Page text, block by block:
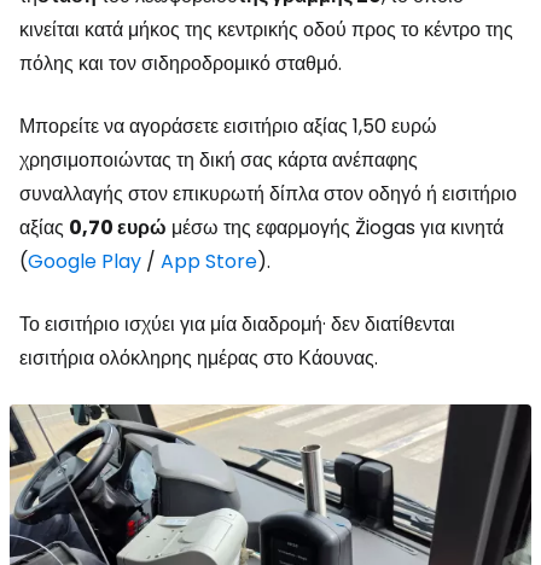
κινείται κατά μήκος της κεντρικής οδού προς το κέντρο της
πόλης και τον σιδηροδρομικό σταθμό.
Μπορείτε να αγοράσετε εισιτήριο αξίας 1,50 ευρώ
χρησιμοποιώντας τη δική σας κάρτα ανέπαφης
συναλλαγής στον επικυρωτή δίπλα στον οδηγό ή εισιτήριο
αξίας 0,70 ευρώ μέσω της εφαρμογής Žiogas για κινητά
(Google Play / App Store).
Το εισιτήριο ισχύει για μία διαδρομή· δεν διατίθενται
εισιτήρια ολόκληρης ημέρας στο Κάουνας.